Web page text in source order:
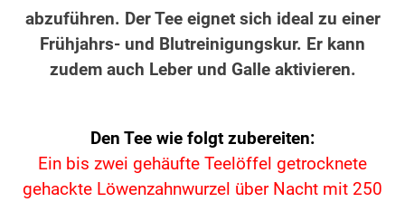
abzuführen. Der Tee eignet sich ideal zu einer
Frühjahrs- und Blutreinigungskur. Er kann
zudem auch Leber und Galle aktivieren.
Den Tee wie folgt zubereiten:
Ein bis zwei gehäufte Teelöffel getrocknete
gehackte Löwenzahnwurzel über Nacht mit 250